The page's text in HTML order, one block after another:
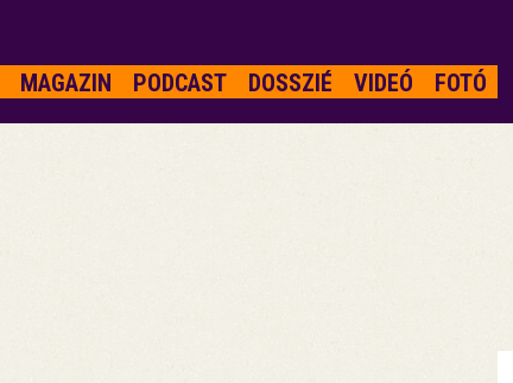
MAGAZIN PODCAST DOSSZIÉ VIDEÓ FOTÓ